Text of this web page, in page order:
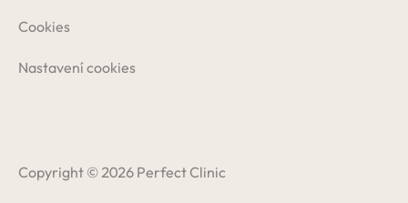
Cookies
Nastavení cookies
Copyright © 2026 Perfect Clinic